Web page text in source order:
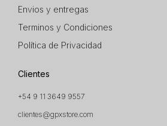
Envios y entregas
Terminos y Condiciones
Política de Privacidad
Clientes
+54 9 11 3649 9557
clientes@gpxstore.com